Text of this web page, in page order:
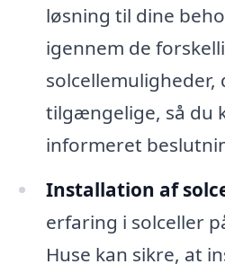
løsning til dine
igennem de
solcellemuligheder,
tilgængelige, så du
informeret
Installation af
erfaring i solceller
Huse kan sikre, at